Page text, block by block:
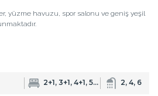
yüzme havuzu, spor salonu ve geniş yeşil
2+1, 3+1, 4+1, 5+1, 6+2 2, 4, 6